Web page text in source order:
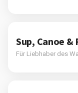
Sup, Canoe
Für Liebhaber des